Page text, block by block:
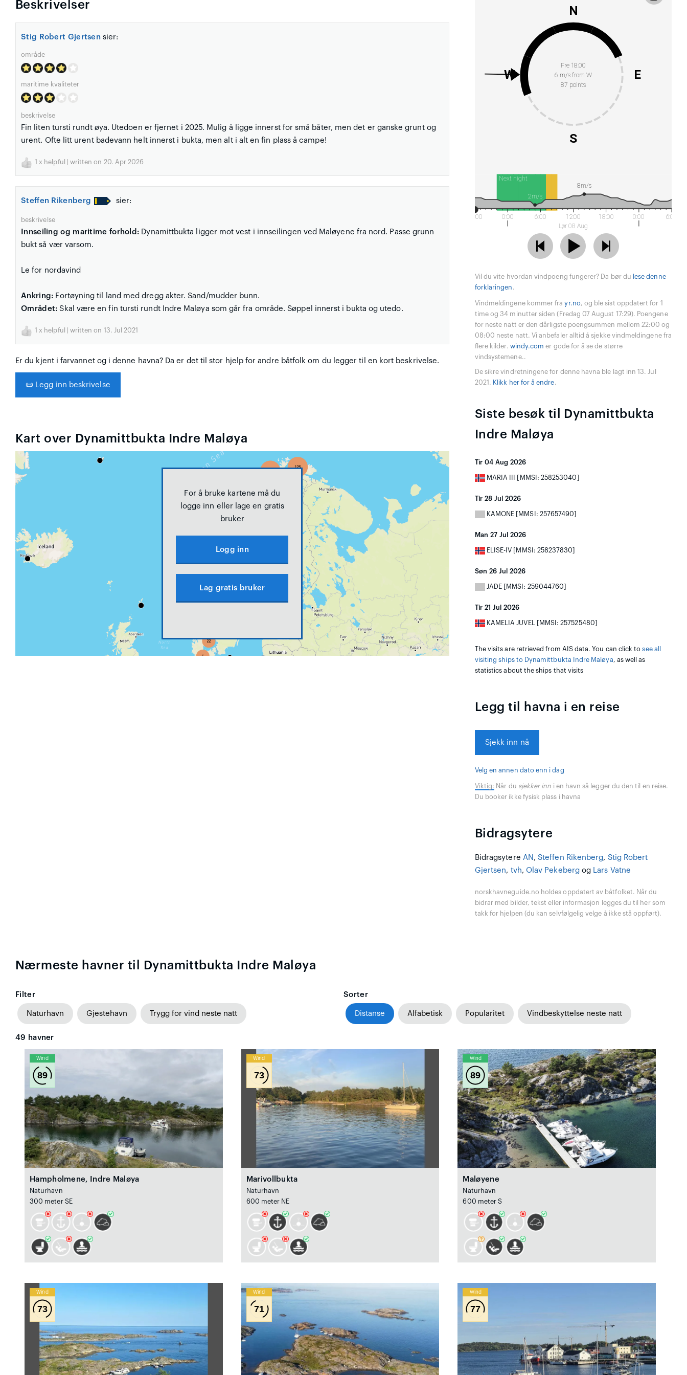
Beskrivelser
Stig Robert Gjertsen sier:
område
maritime kvaliteter
beskrivelse
Fin liten tursti rundt øya. Utedoen er fjernet i 2025. Mulig å ligge innerst for små båter, men det er ganske grunt og
urent. Ofte litt urent badevann helt innerst i bukta, men alt i alt en fin plass å campe!
1 x helpful | written on 20. Apr 2026
Steffen Rikenberg sier:
beskrivelse
Innseiling og maritime forhold: Dynamittbukta ligger mot vest i innseilingen ved Maløyene fra nord. Passe grunn
bukt så vær varsom.
Le for nordavind
Ankring: Fortøyning til land med dregg akter. Sand/mudder bunn.
Området: Skal være en fin tursti rundt Indre Maløya som går fra område. Søppel innerst i bukta og utedo.
1 x helpful | written on 13. Jul 2021
Er du kjent i farvannet og i denne havna? Da er det til stor hjelp for andre båtfolk om du legger til en kort beskrivelse.
📜 Legg inn beskrivelse
Kart over Dynamittbukta Indre Maløya
For å bruke kartene må du
logge inn eller lage en gratis
bruker
Logg inn
Lag gratis bruker
Fre 18:00
6 m/s from W
87 points
N
E
S
W
Next night
18:00 0:00 6:00
12:00
Lør 08 Aug
18:00 0:00 6:00
8m/s
2m/s
Vil du vite hvordan vindpoeng fungerer? Da bør du lese denne
forklaringen .
Vindmeldingene kommer frayr.no, og ble sist oppdatert for 1
time og 34 minutter siden (Fredag 07 August 17:29). Poengene
for neste natt er den dårligste poengsummen mellom 22:00 og
08:00 neste natt. Vi anbefaler alltid å sjekke vindmeldingene fra
flere kilder. windy.com er gode for å se de større
vindsystemene..
De sikre vindretningene for denne havna ble lagt inn 13. Jul
2021. Klikk her for å endre.
Siste besøk til Dynamittbukta
Indre Maløya
Tir 04 Aug 2026
MARIA III [MMSI: 258253040]
Tir 28 Jul 2026
KAMONE [MMSI: 257657490]
Man 27 Jul 2026
ELISE-IV [MMSI: 258237830]
Søn 26 Jul 2026
JADE [MMSI: 259044760]
Tir 21 Jul 2026
KAMELIA JUVEL [MMSI: 257525480]
The visits are retrieved from AIS data. You can click tosee all
visiting ships to Dynamittbukta Indre Maløya, as well as
statistics about the ships that visits
Legg til havna i en reise
Sjekk inn nå
Velg en annen dato enn i dag
Viktig: Når du sjekker inn i en havn så legger du den til en reise.
Du booker ikke fysisk plass i havna
Bidragsytere
Bidragsytere AN , Steffen Rikenberg, Stig Robert
Gjertsen, tvh, Olav Pekebergog Lars Vatne
norskhavneguide.no holdes oppdatert av båtfolket. Når du
bidrar med bilder, tekst eller informasjon legges du til her som
takk for hjelpen (du kan selvfølgelig velge å ikke stå oppført).
Nærmeste havner til Dynamittbukta Indre Maløya
Filter
Naturhavn Gjestehavn Trygg for vind neste natt
Sorter
Distanse Alfabetisk Popularitet Vindbeskyttelse neste natt
49 havner
Wind
89
Hampholmene, Indre Maløya
Naturhavn
300 meter SE
Wind
73
Marivollbukta
Naturhavn
600 meter NE
Wind
89
Maløyene
Naturhavn
600 meter S
Wind
73
Wind
71
Wind
77